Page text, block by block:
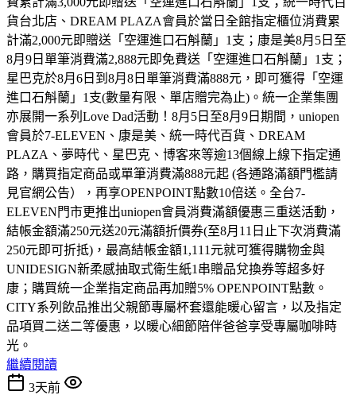
貨台北店、DREAM PLAZA會員於當日全館指定櫃位消費累
計滿2,000元即贈送「空運進口石斛蘭」1支；康是美8月5日至
8月9日單筆消費滿2,888元即免費送「空運進口石斛蘭」1支；
星巴克於8月6日到8月8日單筆消費滿888元，即可獲得「空運
進口石斛蘭」1支(數量有限、單店贈完為止)。統一企業集團
亦展開一系列Love Dad活動！8月5日至8月9日期間，uniopen
會員於7-ELEVEN、康是美、統一時代百貨、DREAM
PLAZA、夢時代、星巴克、博客來等逾13個線上線下指定通
路，購買指定商品或單筆消費滿888元起 (各通路滿額門檻請
見官網公告），再享OPENPOINT點數10倍送。全台7-
ELEVEN門市更推出uniopen會員消費滿額優惠三重送活動，
結帳金額滿250元送20元滿額折價券(至8月11日止下次消費滿
250元即可折抵)，最高結帳金額1,111元就可獲得購物金與
UNIDESIGN新柔感抽取式衛生紙1串贈品兌換券等超多好
康；購買統一企業指定商品再加贈5% OPENPOINT點數。
CITY系列飲品推出父親節專屬杯套還能暖心留言，以及指定
品項買二送二等優惠，以暖心細節陪伴爸爸享受專屬咖啡時
光。
繼續閱讀
3天前